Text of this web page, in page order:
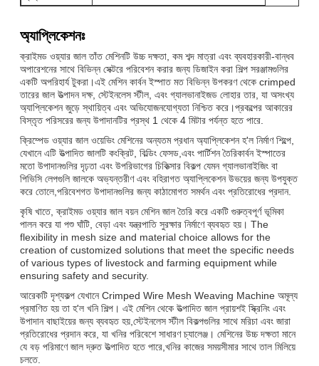
অ্যাপ্লিকেশনঃ
ক্রাইমড ওয়্যার জাল তাঁত মেশিনটি উচ্চ দক্ষতা, কম শব্দ মাত্রা এবং ব্যবহারকারী-বান্ধব
অপারেশনের সাথে বিভিন্ন সেক্টরে পরিবেশন করার জন্য ডিজাইন করা শিল্প সরঞ্জামগুলির
একটি অপরিহার্য টুকরা।এই মেশিন কার্বন ইস্পাত মত বিভিন্ন উপকরণ থেকে crimped
তারের জাল উত্পাদন দক্ষ, স্টেইনলেস স্টীল, এবং গ্যালভানাইজড লোহার তার, যা অসংখ্য
অ্যাপ্লিকেশন জুড়ে স্থায়িত্ব এবং অভিযোজনযোগ্যতা নিশ্চিত করে।প্রকল্পের আকারের
বিস্তৃত পরিসরের জন্য উপাদানটির প্রস্থ 1 থেকে 4 মিটার পর্যন্ত হতে পারে.
ক্রিম্পেড ওয়্যার জাল ওয়েভিং মেশিনের অন্যতম প্রধান অ্যাপ্লিকেশন হ'ল নির্মাণ শিল্পে,
যেখানে এটি উত্পাদিত জালটি কংক্রিট, বিল্ডিং ফেসড,এবং পার্টিশন তৈরিকার্বন ইস্পাতের
মতো উপাদানগুলির দৃঢ়তা এবং উপরিভাগের চিকিত্সার বিকল্প যেমন গ্যালভানাইজিং বা
পিভিসি লেপগুলি জালকে অভ্যন্তরীণ এবং বহিরাগত অ্যাপ্লিকেশন উভয়ের জন্য উপযুক্ত
করে তোলে,পরিবেশগত উপাদানগুলির জন্য কাঠামোগত সমর্থন এবং প্রতিরোধের প্রদান.
কৃষি খাতে, ক্রাইমড ওয়্যার জাল বয়ন মেশিন জাল তৈরি করে একটি গুরুত্বপূর্ণ ভূমিকা
পালন করে যা পশু ঘাঁটি, বেড়া এবং যন্ত্রপাতি সুরক্ষার নির্মাণে ব্যবহৃত হয়। The
flexibility in mesh size and material choice allows for the
creation of customized solutions that meet the specific needs
of various types of livestock and farming equipment while
ensuring safety and security.
আরেকটি দৃশ্যকল্প যেখানে Crimped Wire Mesh Weaving Machine অমূল্য
প্রমাণিত হয় তা হ'ল খনি শিল্প। এই মেশিন থেকে উত্পাদিত জাল প্রায়শই স্ক্রিনিং এবং
উপাদান বাছাইয়ের জন্য ব্যবহৃত হয়,স্টেইনলেস স্টীল বিকল্পগুলির সাথে মরিচা এবং জারা
প্রতিরোধের প্রদান করে, যা খনির পরিবেশে সাধারণ চ্যালেঞ্জ। মেশিনের উচ্চ দক্ষতা মানে
যে বড় পরিমাণে জাল দ্রুত উত্পাদিত হতে পারে,খনির কাজের সময়সীমার সাথে তাল মিলিয়ে
চলতে.